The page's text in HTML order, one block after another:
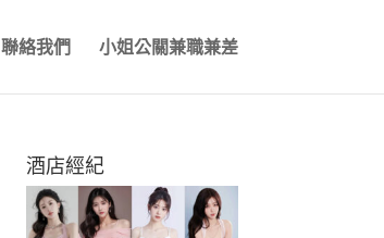
聯絡我們 小姐公關兼職兼差
酒店經紀